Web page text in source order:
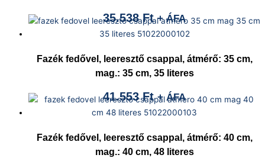
35.538Ft + ÁFA
Fazék fedővel, leeresztő csappal, átmérő: 35 cm,
mag.: 35 cm, 35 literes
41.553Ft + ÁFA
Fazék fedővel, leeresztő csappal, átmérő: 40 cm,
mag.: 40 cm, 48 literes